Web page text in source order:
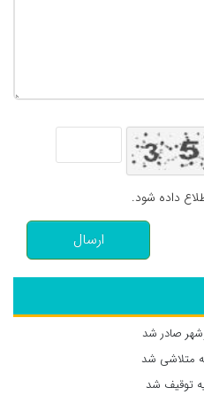
داده شود.
ارسال
صادر شد
توقیف شد